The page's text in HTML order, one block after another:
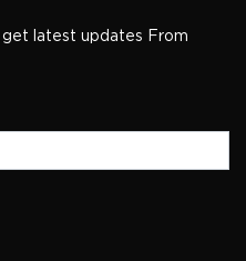
latest updates From